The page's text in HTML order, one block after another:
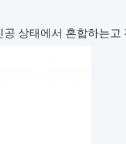
상태에서 혼합하는고